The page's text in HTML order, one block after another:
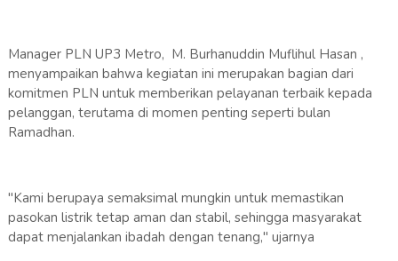
Manager PLN UP3 Metro, M. Burhanuddin Muflihul Hasan ,
menyampaikan bahwa kegiatan ini merupakan bagian dari
komitmen PLN untuk memberikan pelayanan terbaik kepada
pelanggan, terutama di momen penting seperti bulan
Ramadhan.
"Kami berupaya semaksimal mungkin untuk memastikan
pasokan listrik tetap aman dan stabil, sehingga masyarakat
dapat menjalankan ibadah dengan tenang," ujarnya